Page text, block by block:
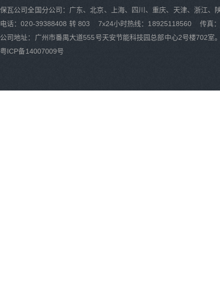
保瓦公司全国分公司：广东、北京、上海、四川、重庆、天津、浙江
电话：020-39388408 转 803 7x24小时热线：18925118560 传真
公司地址：广州市番禺大道555号天安节能科技园总部中心2号楼702室
粤ICP备14007009号